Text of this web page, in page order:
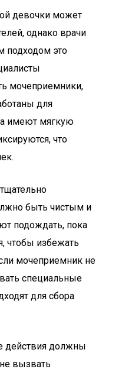
девочки может
однако врачи
подходом это
мочеприемники,
для
имеют мягкую
что
быть чистым и
подождать, пока
чтобы избежать
мочеприемник не
специальные
для сбора
действия должны
вызвать